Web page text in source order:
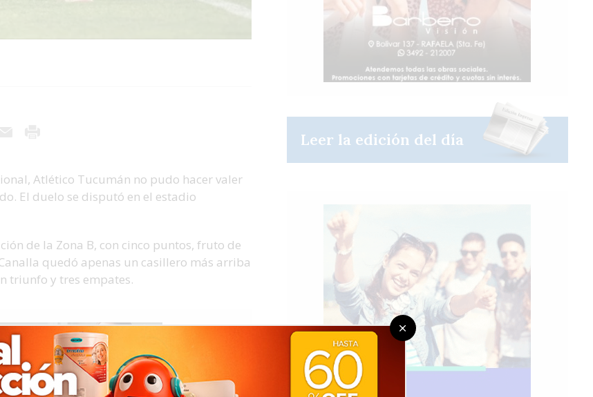
Atlético Tucumán no pudo hacer valer
El duelo se disputó en el estadio
de la Zona B, con cinco puntos, fruto de
quedó apenas un casillero más arriba
triunfo y tres empates.
Leer la edición del día